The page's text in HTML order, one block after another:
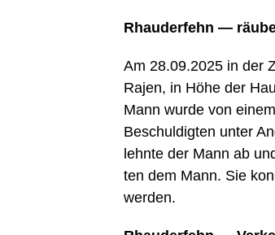
Rhau­der­fehn —
Am 28.09.2025 in der
Rajen, in Höhe der
Mann wur­de von
Beschul­dig­ten unter
lehn­te der Mann ab
ten dem Mann. Sie
werden.